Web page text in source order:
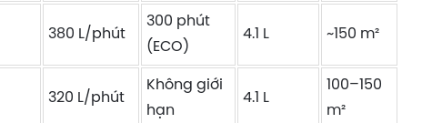
380 L/phút
300 phút
(ECO)
4.1 L ~150 m²
320 L/phút
Không giới
hạn
4.1 L
100–150
m²